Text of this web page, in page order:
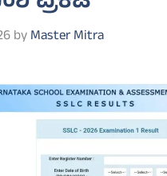
byMaster Mitra